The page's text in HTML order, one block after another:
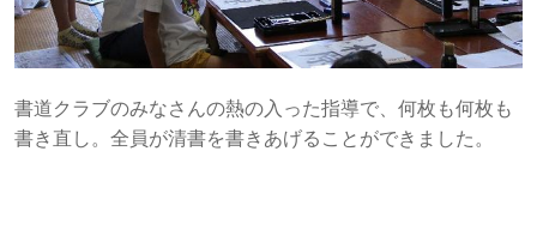
書道クラブのみなさんの熱の入った指導で、何枚も何枚も
書き直し。全員が清書を書きあげることができました。